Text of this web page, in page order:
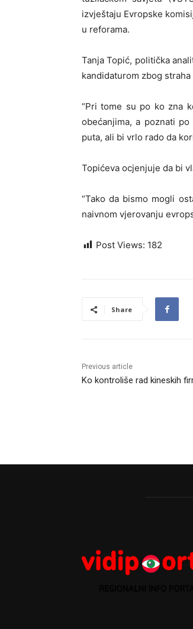
izvještaju Evropske
u reforama.
Tanja Topić, politička
kandidaturom zbog
“Pri tome su po ko zna
obećanjima, a poznati
puta, ali bi vrlo rado da
Topićeva ocjenjuje da bi
“Tako da bismo mogli
naivnom vjerovanju
Post Views: 182
Share
Previous article
Ko kontroliše rad kineskih